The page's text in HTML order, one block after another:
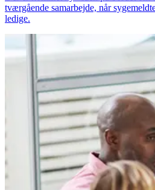
tværgående samarbejde, når
ledige.